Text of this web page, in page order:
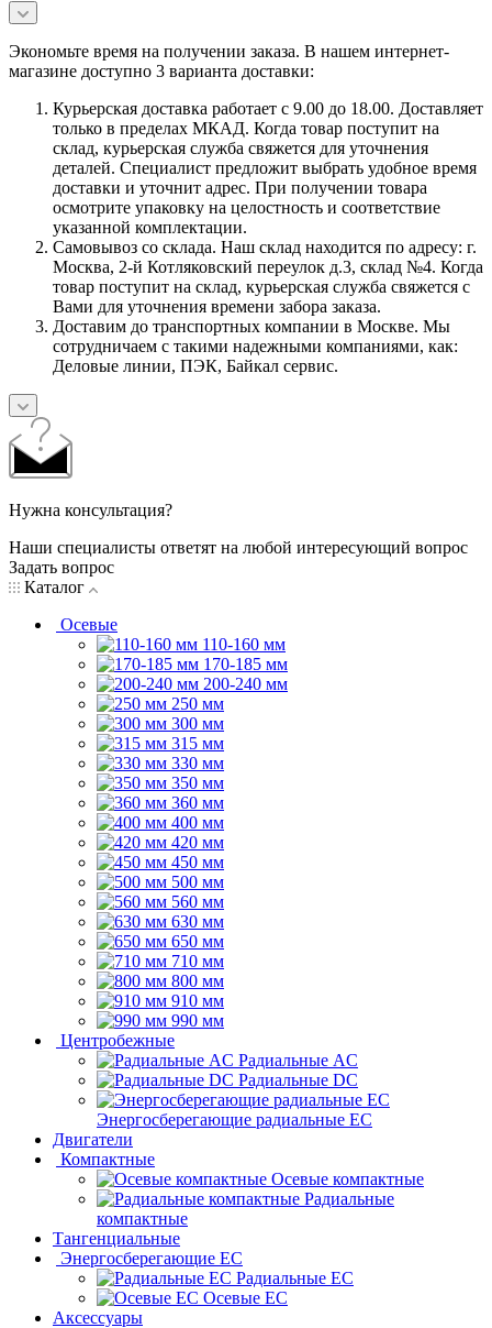
Экономьте время на получении заказа. В нашем интернет-
магазине доступно 3 варианта доставки:
Курьерская доставка работает с 9.00 до 18.00. Доставляет
только в пределах МКАД. Когда товар поступит на
склад, курьерская служба свяжется для уточнения
деталей. Специалист предложит выбрать удобное время
доставки и уточнит адрес. При получении товара
осмотрите упаковку на целостность и соответствие
указанной комплектации.
Самовывоз со склада. Наш склад находится по адресу: г.
Москва, 2-й Котляковский переулок д.3, склад №4. Когда
товар поступит на склад, курьерская служба свяжется с
Вами для уточнения времени забора заказа.
Доставим до транспортных компании в Москве. Мы
сотрудничаем с такими надежными компаниями, как:
Деловые линии, ПЭК, Байкал сервис.
Нужна консультация?
Наши специалисты ответят на любой интересующий вопрос
Задать вопрос
Каталог
Осевые
110-160 мм
170-185 мм
200-240 мм
250 мм
300 мм
315 мм
330 мм
350 мм
360 мм
400 мм
420 мм
450 мм
500 мм
560 мм
630 мм
650 мм
710 мм
800 мм
910 мм
990 мм
Центробежные
Радиальные AC
Радиальные DC
Энергосберегающие радиальные EC
Двигатели
Компактные
Осевые компактные
Радиальные
компактные
Тангенциальные
Энергосберегающие EC
Радиальные EC
Осевые EC
Аксессуары